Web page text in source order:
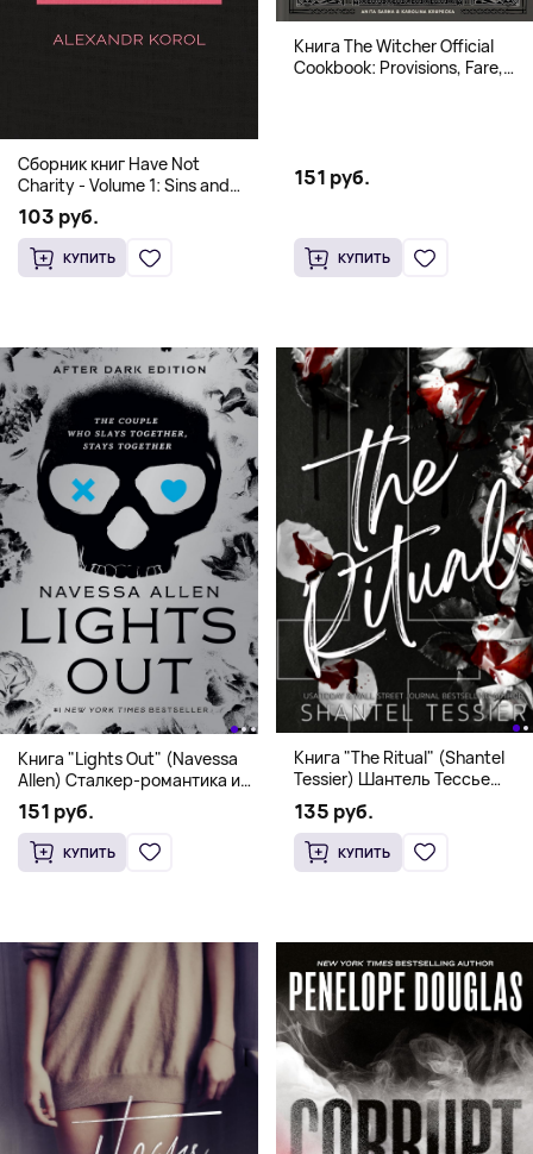
Сборник книг Have Not
Charity - Volume 1: Sins and
Volume 2: Virtues
103 руб.
КУПИТЬ
Книга The Witcher Official
Cookbook: Provisions, Fare,
151 руб.
КУПИТЬ
Книга "Lights Out" (Navessa
Allen) Сталкер-романтика и
человек в маске (18+)
151 руб.
КУПИТЬ
Книга "The Ritual" (Shantel
Tessier) Шантель Тессье
Экстремальный дарк-
романс бестселлер (18+)
135 руб.
КУПИТЬ